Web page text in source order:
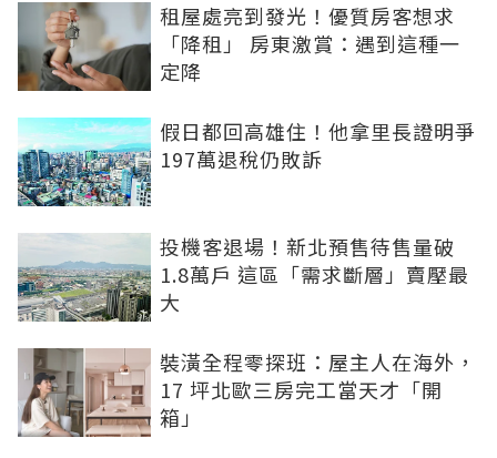
租屋處亮到發光！優質房客想求
「降租」 房東激賞：遇到這種一
定降
假日都回高雄住！他拿里長證明爭
197萬退稅仍敗訴
投機客退場！新北預售待售量破
1.8萬戶 這區「需求斷層」賣壓最
大
裝潢全程零探班：屋主人在海外，
17 坪北歐三房完工當天才「開
箱」